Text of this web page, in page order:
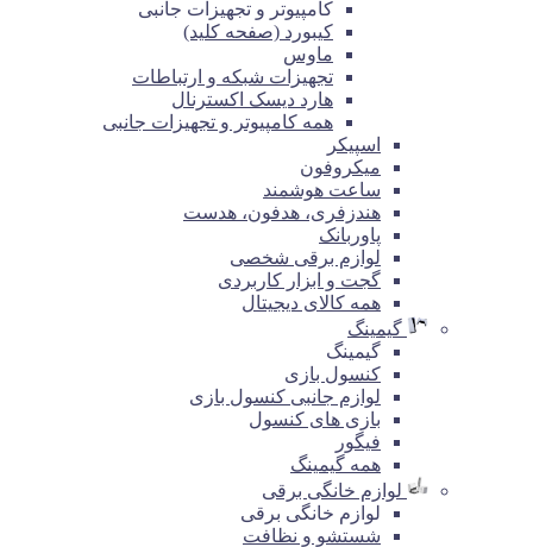
کامپیوتر و تجهیزات جانبی
کیبورد (صفحه کلید)
ماوس
تجهیزات شبکه و ارتباطات
هارد دیسک اکسترنال
همه کامپیوتر و تجهیزات جانبی
اسپیکر
میکروفون
ساعت هوشمند
هندزفری، هدفون، هدست
پاوربانک
لوازم برقی شخصی
گجت و ابزار کاربردی
همه کالای دیجیتال
گیمینگ
گیمینگ
کنسول بازی
لوازم جانبی کنسول بازی
بازی های کنسول
فیگور
همه گیمینگ
لوازم خانگی برقی
لوازم خانگی برقی
شستشو و نظافت